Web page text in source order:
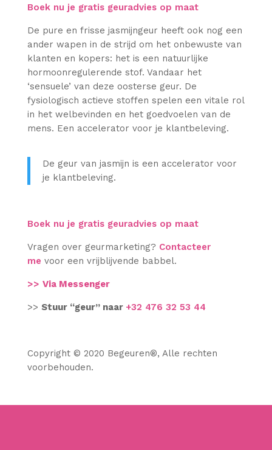
Boek nu je gratis geuradvies op maat
De pure en frisse jasmijngeur heeft ook nog een
ander wapen in de strijd om het onbewuste van
klanten en kopers: het is een natuurlijke
hormoonregulerende stof. Vandaar het
‘sensuele’ van deze oosterse geur. De
fysiologisch actieve stoffen spelen een vitale rol
in het welbevinden en het goedvoelen van de
mens. Een accelerator voor je klantbeleving.
De geur van jasmijn is een accelerator voor
je klantbeleving.
Boek nu je gratis geuradvies op maat
Vragen over geurmarketing? Contacteer
me voor een vrijblijvende babbel.
>> Via Messenger
>> Stuur “geur” naar +32 476 32 53 44
Copyright © 2020 Begeuren®, Alle rechten
voorbehouden.